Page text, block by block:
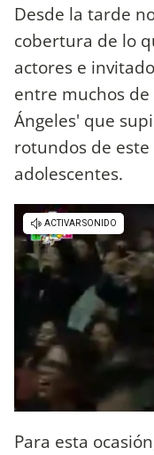
Desde la tarde
cobertura de lo
actores e
entre muchos de
Ángeles' que
rotundos de
adolescentes.
Para esta